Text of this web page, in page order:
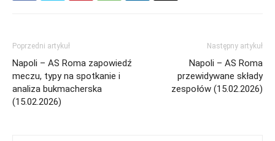
Poprzedni artykuł
Napoli – AS Roma zapowiedź
meczu, typy na spotkanie i
analiza bukmacherska
(15.02.2026)
Następny artykuł
Napoli – AS Roma
przewidywane składy
zespołów (15.02.2026)